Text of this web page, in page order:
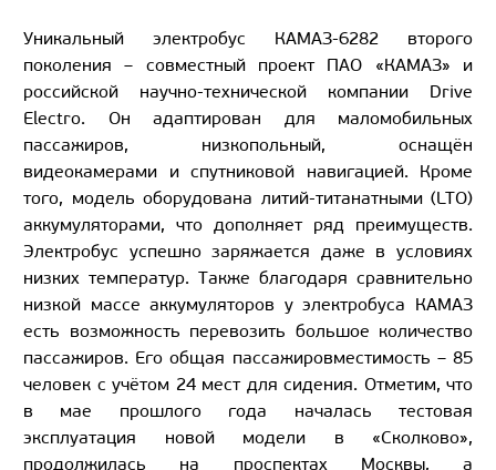
Уникальный электробус КАМАЗ-6282 второго
поколения – совместный проект ПАО «КАМАЗ» и
российской научно-технической компании Drive
Electro. Он адаптирован для маломобильных
пассажиров, низкопольный, оснащён
видеокамерами и спутниковой навигацией. Кроме
того, модель оборудована литий-титанатными (LTO)
аккумуляторами, что дополняет ряд преимуществ.
Электробус успешно заряжается даже в условиях
низких температур. Также благодаря сравнительно
низкой массе аккумуляторов у электробуса КАМАЗ
есть возможность перевозить большое количество
пассажиров. Его общая пассажировместимость – 85
человек с учётом 24 мест для сидения. Отметим, что
в мае прошлого года началась тестовая
эксплуатация новой модели в «Сколково»,
продолжилась на проспектах Москвы, а